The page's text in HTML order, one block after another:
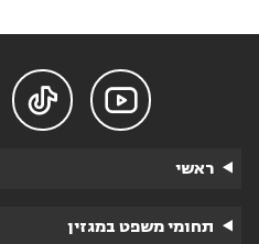


ראשי
תחומי משפט במגזין